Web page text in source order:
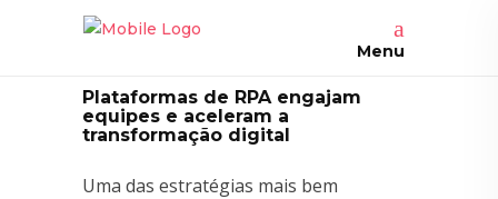
Menu
Plataformas de RPA engajam
equipes e aceleram a
transformação digital
Uma das estratégias mais bem